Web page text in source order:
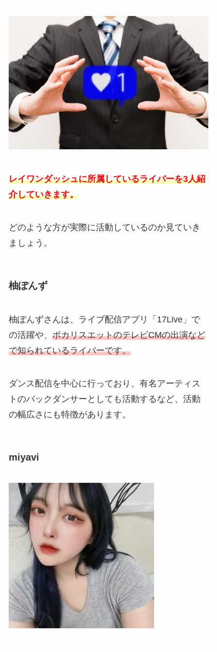
レイワンダッシュに所属しているライバーを3人紹
介していきます。
どのような方が実際に活動しているのか見ていき
ましょう。
柚ぽんず
柚ぽんずさんは、ライブ配信アプリ「17Live」で
の活躍や、 ポカリスエットのテレビCMの出演など
で知られているライバーです。
ダンス配信を中心に行っており、有名アーティス
トのバックダンサーとしても活動するなど、活動
の幅広さにも特徴があります。
miyavi